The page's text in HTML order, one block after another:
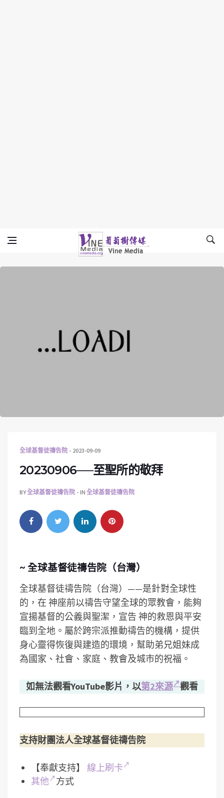
Vine Media
葡萄樹傳媒
全球基督徒禱告院 2023-09-09
20230906──至聖所的敬拜
BY全球基督徒禱告院 IN 全球基督徒禱告院
~ 全球基督徒禱告院（台灣）
全球基督徒禱告院（台灣）——是針對全球性
的，在 神座前以禱告守望全球的眾教會，能夠
宣揚基督的公義與聖潔，宣告 神的救恩與平安
臨到全地。屬於跨宗派推動禱告的機構，提供
身心靈得恢復與建造的環境，­幫助弟兄姐妹成
為國家、社會、家庭、教會及城市的祝福。
如無法觀看YouTube影片，以第2來源 觀看
支持財團法人全球基督徒禱告院
【奉獻支持】 線上刷卡
其他
方式